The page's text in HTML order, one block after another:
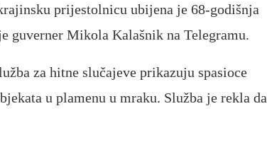
prijestolnicu ubijena je 68-godišnja
guverner Mikola Kalašnik na Telegramu.
za hitne slučajeve prikazuju spasioce
u plamenu u mraku. Služba je rekla da